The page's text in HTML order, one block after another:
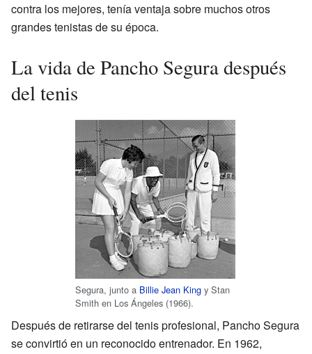
contra los mejores, tenía ventaja sobre muchos otros
grandes tenistas de su época.
La vida de Pancho Segura después
del tenis
Segura, junto a Billie Jean King y Stan
Smith en Los Ángeles (1966).
Después de retirarse del tenis profesional, Pancho Segura
se convirtió en un reconocido entrenador. En 1962,